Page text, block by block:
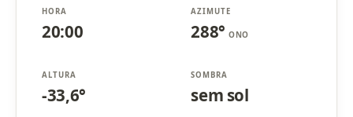
HORA
20:00
AZIMUTE
288°ONO
ALTURA
-33,6°
SOMBRA
sem sol